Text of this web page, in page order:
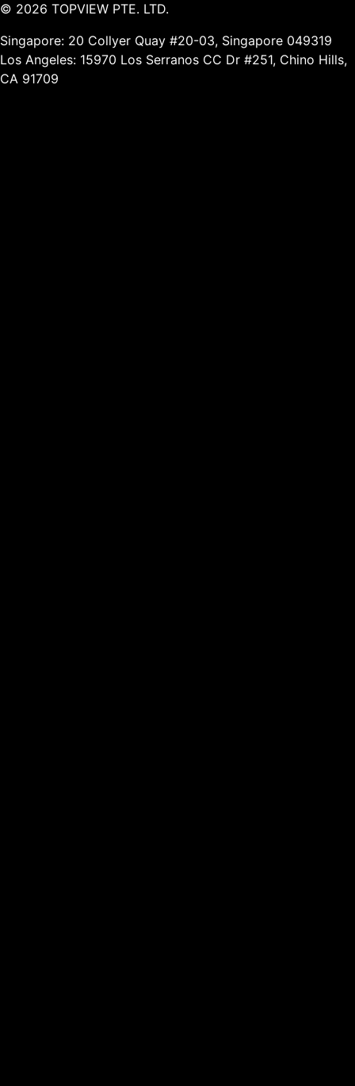
© 2026 TOPVIEW PTE. LTD.
Singapore: 20 Collyer Quay #20-03, Singapore 049319
Los Angeles: 15970 Los Serranos CC Dr #251, Chino Hills,
CA 91709